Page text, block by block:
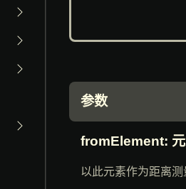
参数
fromElement:
以此元素作为距离